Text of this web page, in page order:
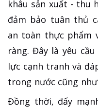
khâu sản xuất - thu
đảm bảo tuân thủ
an toàn thực phẩm
ràng. Đây là yêu
lực cạnh tranh và
trong nước cũng
Đồng thời, đẩy